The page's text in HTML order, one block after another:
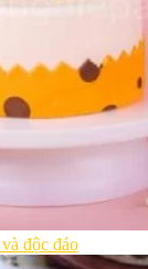
độc đáo